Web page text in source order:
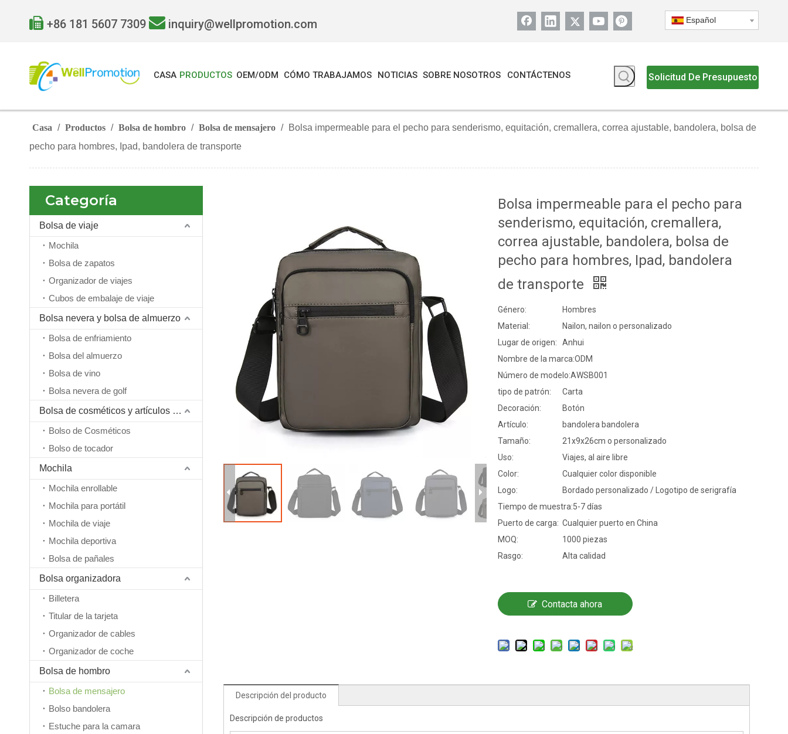
 +86 181 5607 7309  inquiry@wellpromotion.com Español
CASA PRODUCTOS OEM/ODM CÓMO TRABAJAMOS NOTICIAS SOBRE NOSOTROS CONTÁCTENOS Solicitud De Presupuesto
Casa / Productos / Bolsa de hombro / Bolsa de mensajero / Bolsa impermeable para el pecho para senderismo, equitación, cremallera, correa ajustable, bandolera, bolsa de
pecho para hombres, Ipad, bandolera de transporte
Categoría
Bolsa de viaje
Mochila
Bolsa de zapatos
Organizador de viajes
Cubos de embalaje de viaje
Bolsa nevera y bolsa de almuerzo
Bolsa de enfriamiento
Bolsa del almuerzo
Bolsa de vino
Bolsa nevera de golf
Bolsa de cosméticos y artículos de tocador
Bolso de Cosméticos
Bolso de tocador
Mochila
Mochila enrollable
Mochila para portátil
Mochila de viaje
Mochila deportiva
Bolsa de pañales
Bolsa organizadora
Billetera
Titular de la tarjeta
Organizador de cables
Organizador de coche
Bolsa de hombro
Bolsa de mensajero
Bolso bandolera
Estuche para la camara
Bolsa impermeable para el pecho para
senderismo, equitación, cremallera,
correa ajustable, bandolera, bolsa de
pecho para hombres, Ipad, bandolera
de transporte
Género:
Hombres
Material:
Nailon, nailon o personalizado
Lugar de origen:
Anhui
Nombre de la marca:ODM
Número de modelo:AWSB001
tipo de patrón:
Carta
Decoración:
Botón
Artículo:
bandolera bandolera
Tamaño:
21x9x26cm o personalizado
Uso:
Viajes, al aire libre
Color:
Cualquier color disponible
Logo:
Bordado personalizado / Logotipo de serigrafía
Tiempo de muestra:5-7 días
Puerto de carga: Cualquier puerto en China
MOQ:
1000 piezas
Rasgo:
Alta calidad
Contacta ahora
Descripción del producto
Descripción de productos